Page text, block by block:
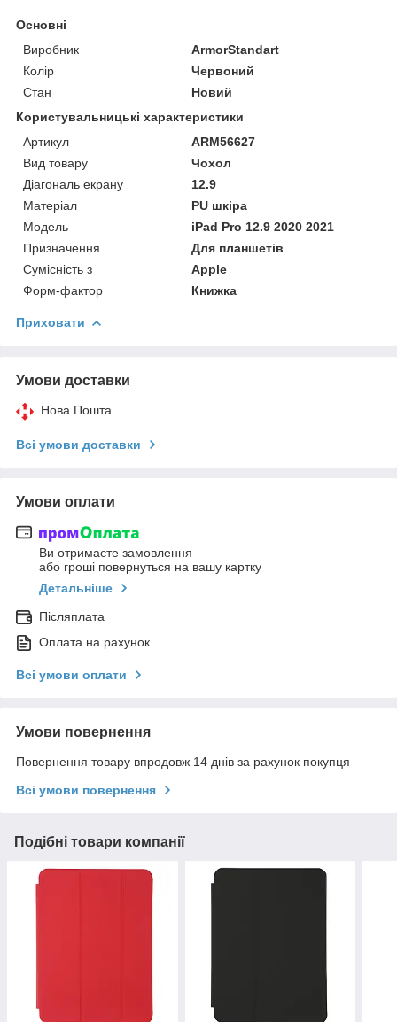
Основні
Виробник
ArmorStandart
Колір
Червоний
Стан
Новий
Користувальницькі характеристики
Артикул
ARM56627
Вид товару
Чохол
Діагональ екрану
12.9
Матеріал
PU шкіра
Мoдель
iPad Pro 12.9 2020 2021
Призначення
Для планшетів
Сумісність з
Apple
Форм-фактор
Книжка
Приховати
Умови доставки
Нова Пошта
Всі умови доставки
Умови оплати
Ви отримаєте замовлення
або гроші повернуться на вашу картку
Детальніше
Післяплата
Оплата на рахунок
Всі умови оплати
Умови повернення
Повернення товару впродовж 14 днів за рахунок покупця
Всі умови повернення
Подібні товари компанії